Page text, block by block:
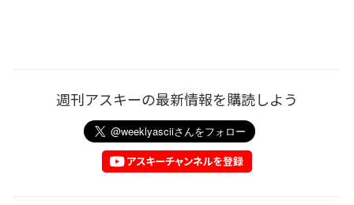
週刊アスキーの最新情報を購読しよう